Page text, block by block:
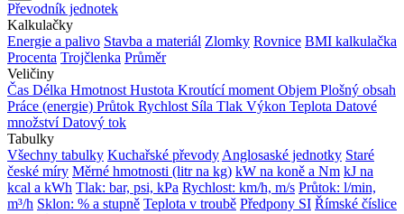
Převodník jednotek
Kalkulačky
Energie a palivo Stavba a materiál Zlomky Rovnice BMI kalkulačka
Procenta Trojčlenka Průměr
Veličiny
Čas Délka Hmotnost Hustota Kroutící moment Objem Plošný obsah
Práce (energie) Průtok Rychlost Síla Tlak Výkon Teplota Datové
množstvíDatový tok
Tabulky
Všechny tabulky Kuchařské převody Anglosaské jednotky Staré
české míry Měrné hmotnosti (litr na kg) kW na koně a Nm kJ na
kcal a kWh Tlak: bar, psi, kPa Rychlost: km/h, m/s Průtok: l/min,
m³/h Sklon: % a stupně Teplota v troubě Předpony SI Římské číslice